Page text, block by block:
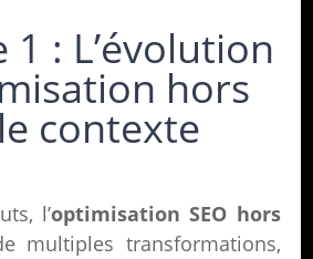
: L’évolution
hors
contexte
l’optimisation SEO hors
multiples transformations,